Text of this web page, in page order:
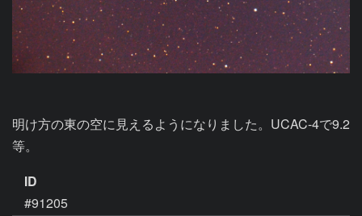
明け方の東の空に見えるようになりました。UCAC-4で9.2
等。
ID
#91205